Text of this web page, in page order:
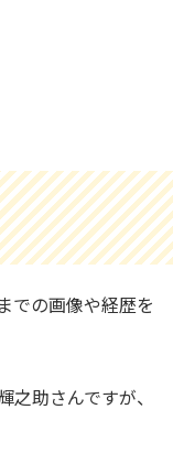
での画像や経歴を
之助さんですが、